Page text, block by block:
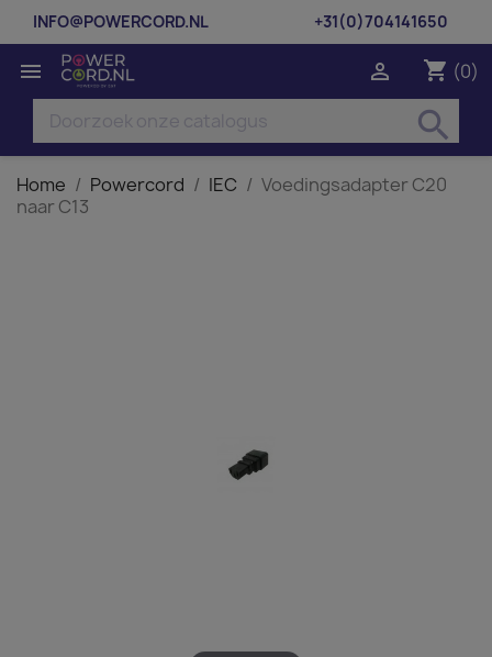
INFO@POWERCORD.NL +31(0)704141650
 shopping_cart (0)

search
Home Powercord IEC
Voedingsadapter C20
naar C13